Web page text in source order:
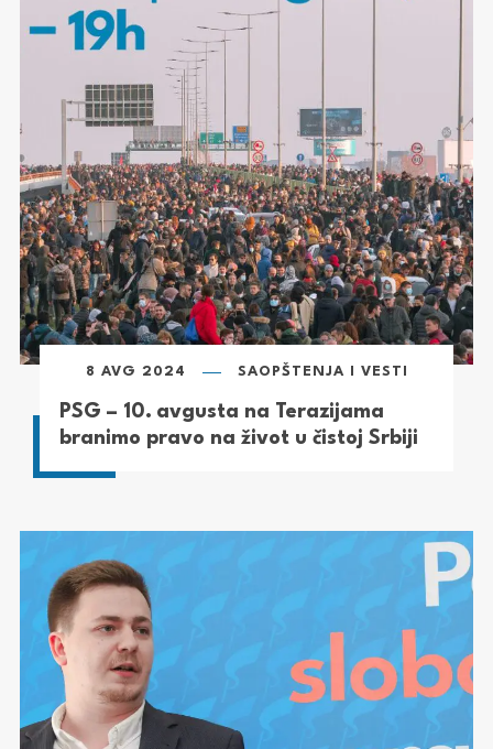
8 AVG 2024 SAOPŠTENJA I VESTI
PSG – 10. avgusta na Terazijama
branimo pravo na život u čistoj Srbiji